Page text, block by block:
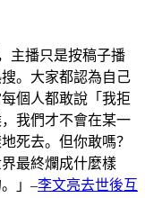
主播只是按稿子播
。大家都認為自己
個人都敢說「我拒
我們才不會在某一
死去。但你敢嗎？
最終爛成什麼樣
」–李文亮去世後互